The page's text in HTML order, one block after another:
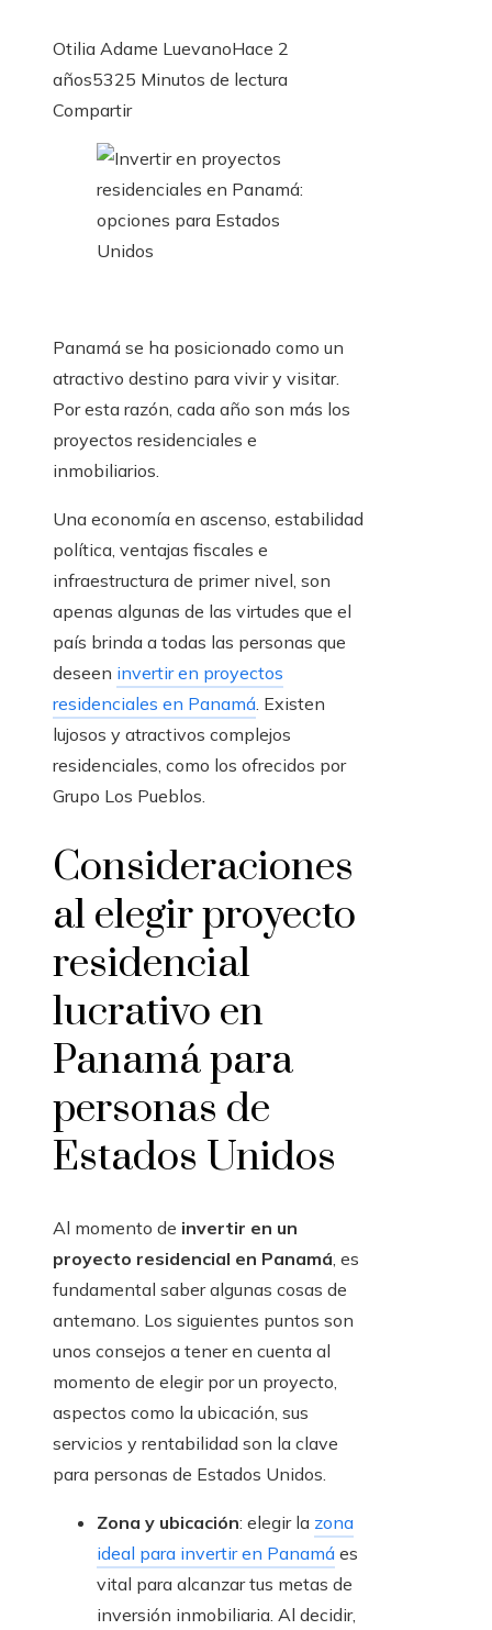
Otilia Adame LuevanoHace 2
años5325 Minutos de lectura
Facebook
Twitter
LinkedIn
Pinterest
Stumbleupon
Email
Compartir
Panamá se ha posicionado como un
atractivo destino para vivir y visitar.
Por esta razón, cada año son más los
proyectos residenciales e
inmobiliarios.
Una economía en ascenso, estabilidad
política, ventajas fiscales e
infraestructura de primer nivel, son
apenas algunas de las virtudes que el
país brinda a todas las personas que
deseen invertir en proyectos
residenciales en Panamá. Existen
lujosos y atractivos complejos
residenciales, como los ofrecidos por
Grupo Los Pueblos.
Consideraciones
al elegir proyecto
residencial
lucrativo en
Panamá para
personas de
Estados Unidos
Al momento de invertir en un
proyecto residencial en Panamá , es
fundamental saber algunas cosas de
antemano. Los siguientes puntos son
unos consejos a tener en cuenta al
momento de elegir por un proyecto,
aspectos como la ubicación, sus
servicios y rentabilidad son la clave
para personas de Estados Unidos.
Zona y ubicación: elegir la zona
ideal para invertir en Panamá es
vital para alcanzar tus metas de
inversión inmobiliaria. Al decidir,